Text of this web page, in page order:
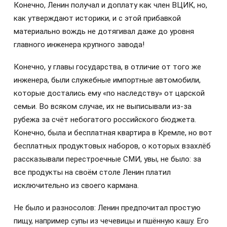
Конечно, Ленин получал и доплату как член ВЦИК, но,
как утверждают историки, и с этой прибавкой
материально вождь не дотягивал даже до уровня
главного инженера крупного завода!
Конечно, у главы государства, в отличие от того же
инженера, были служебные импортные автомобили,
которые достались ему «по наследству» от царской
семьи. Во всяком случае, их не выписывали из-за
рубежа за счёт небогатого российского бюджета.
Конечно, была и бесплатная квартира в Кремле, но вот
бесплатных продуктовых наборов, о которых взахлёб
рассказывали перестроечные СМИ, увы, не было: за
все продукты на своём столе Ленин платил
исключительно из своего кармана.
Не было и разносолов: Ленин предпочитал простую
пищу, например супы из чечевицы и пшённую кашу. Его